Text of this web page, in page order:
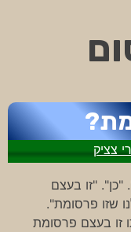
צציק
"זו בעצם
שזו פרסומת".
זו בעצם פרסומת